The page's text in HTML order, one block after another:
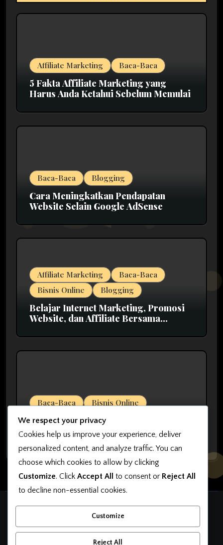
Affiliate Marketing Baca-Baca
5 Fakta Affiliate Marketing yang
Harus Anda Ketahui Sebelum Memulai
Baca-Baca Blogging
Cara Meningkatkan Pendapatan
Website Selain Google AdSense
Affiliate Marketing
Baca-Baca
Bisnis Online
Blogging
Belajar Internet Marketing, Promosi
Website, dan Affiliate Bersama
Baca-Baca Bisnis Online
7 Kesalahan yang Harus Dihindari
agar Bisnis Online Bisa Sukses
OkutaMarketing
Belajar Bisnis Online, Belajar Jualan, Belajar Desain
We respect your privacy
Cookies help us improve your experience, deliver
personalized content, and analyze traffic. You can
choose which cookies to allow by clicking
Customize. Click Accept All to consent or Reject All
to decline non-essential cookies.
Customize
Reject All